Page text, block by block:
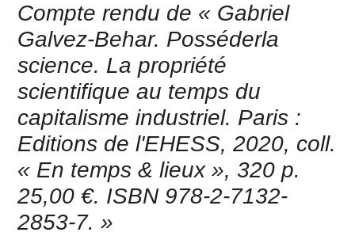
Compte rendu de « Gabriel
Galvez-Behar. Posséderla
science. La propriété
scientifique au temps du
capitalisme industriel. Paris :
Editions de l'EHESS, 2020, coll.
« En temps & lieux », 320 p.
25,00 €. ISBN 978-2-7132-
2853-7. »